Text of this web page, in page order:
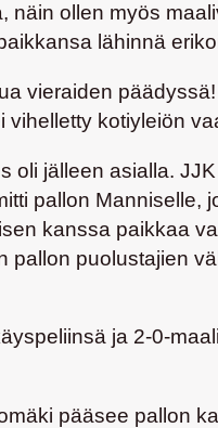
näin ollen myös
lähinnä
vieraiden
kotiyleiön
oli jälleen asialla.
pallon
kanssa paikkaa
pallon puolustajien
ja 2-0-
pääsee pallon